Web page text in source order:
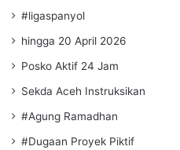
#ligaspanyol
hingga 20 April 2026
Posko Aktif 24 Jam
Sekda Aceh Instruksikan
#Agung Ramadhan
#Dugaan Proyek Piktif